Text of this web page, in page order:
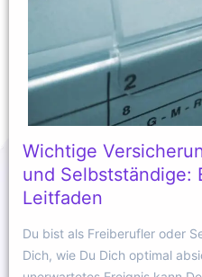
Wichtige
und Selbstständige:
Leitfaden
Du bist als Freiberufler oder
Dich, wie Du Dich optimal